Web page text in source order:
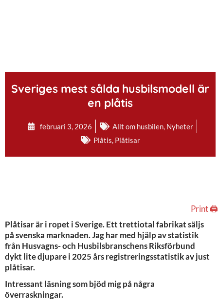
Sveriges mest sålda husbilsmodell är
en plåtis
februari 3, 2026 Allt om husbilen, Nyheter
Plåtis, Plåtisar
Print 🖨
Plåtisar är i ropet i Sverige. Ett trettiotal fabrikat säljs
på svenska marknaden. Jag har med hjälp av statistik
från Husvagns- och Husbilsbranschens Riksförbund
dykt lite djupare i 2025 års registreringsstatistik av just
plåtisar.
Intressant läsning som bjöd mig på några
överraskningar.